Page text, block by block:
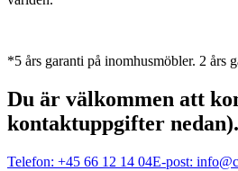
*5 års garanti på inomhusmöbler. 2 års
Du är välkommen att
kontaktuppgifter nedan).
Telefon: +45 66 12 14 04E-post: